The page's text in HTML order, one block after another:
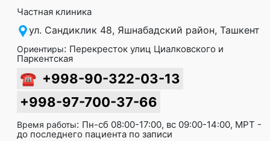
Частная клиника
ул. Сандиклик 48, Яшнабадский район, Ташкент
Ориентиры: Перекресток улиц Циалковского и
Паркентская
☎ +998-90-322-03-13
+998-97-700-37-66
Время работы: Пн-сб 08:00-17:00, вс 09:00-14:00, МРТ -
до последнего пациента по записи